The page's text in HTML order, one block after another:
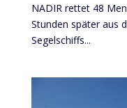
NADIR rettet 48
Stunden später aus
Segelschiffs...